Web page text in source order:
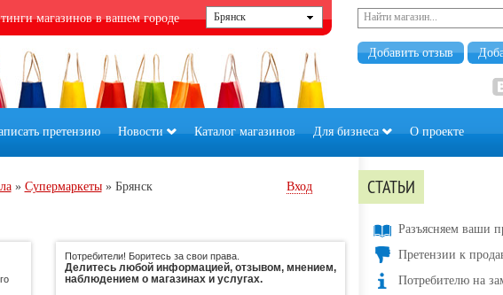
магазинов в вашем городе
Добавить отзыв
претензию Новости Каталог магазинов Для бизнеса О проекте
» Супермаркеты» Брянск Вход
Потребители! Боритесь за свои права.
Делитесь любой информацией, отзывом, мнением,
наблюдением о магазинах и услугах.
СТАТЬИ
Разъясняем ваши
Претензии к
Потребителю на